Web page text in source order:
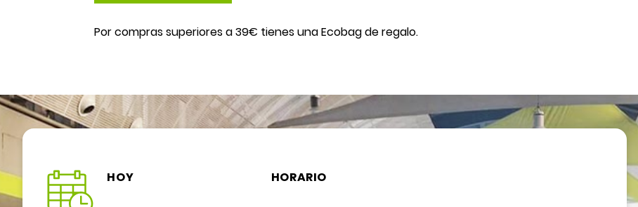
Por compras superiores a 39€ tienes una Ecobag de regalo.
HOY HORARIO